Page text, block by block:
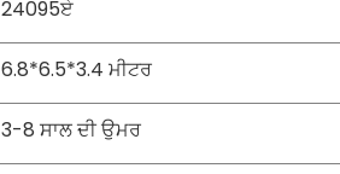
24095ਏ
6.8*6.5*3.4 ਮੀਟਰ
3-8 ਸਾਲ ਦੀ ਉਮਰ